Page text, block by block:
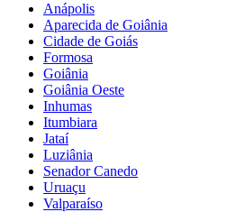
Anápolis
Aparecida de Goiânia
Cidade de Goiás
Formosa
Goiânia
Goiânia Oeste
Inhumas
Itumbiara
Jataí
Luziânia
Senador Canedo
Uruaçu
Valparaíso